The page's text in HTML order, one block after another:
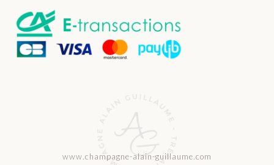
www.champagne-alain-guillaume.com